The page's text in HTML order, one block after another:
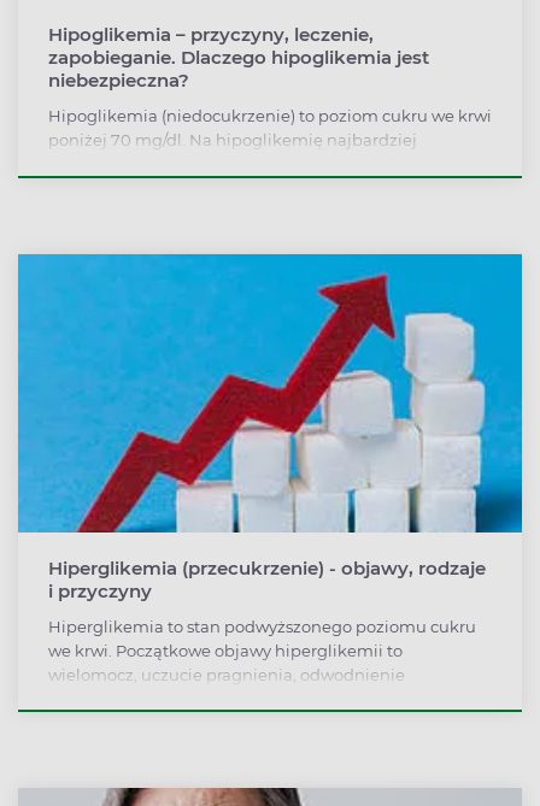
Hipoglikemia – przyczyny, leczenie,
zapobieganie. Dlaczego hipoglikemia jest
niebezpieczna?
Hipoglikemia (niedocukrzenie) to poziom cukru we krwi
poniżej 70 mg/dl. Na hipoglikemię najbardziej
niebezpieczna? Jak postępować przy hipoglikemii i jak
się przed nią ustrzec?
Hiperglikemia (przecukrzenie) - objawy, rodzaje
i przyczyny
Hiperglikemia to stan podwyższonego poziomu cukru
we krwi. Początkowe objawy hiperglikemii to
wielomocz, uczucie pragnienia, odwodnienie
hiperglikemia prowadzić może do uszkodzeń narządów